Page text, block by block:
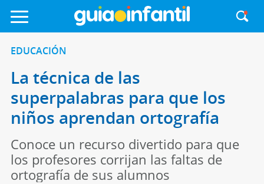
EDUCACIÓN
La técnica de las
superpalabras para que los
niños aprendan ortografía
Conoce un recurso divertido para que
los profesores corrijan las faltas de
ortografía de sus alumnos